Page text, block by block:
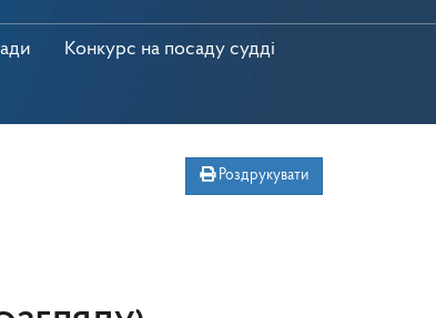
Конкурс на посаду судді
Роздрукувати